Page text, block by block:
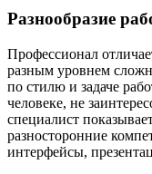
Разнообразие
Профессионал
разным уровнем
по стилю и задаче
человеке, не
специалист
разносторонние
интерфейсы,